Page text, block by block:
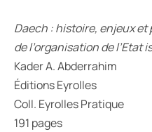
Daech : histoire, enjeux et
de l’organisation de l’Etat
Kader A. Abderrahim
Éditions Eyrolles
Coll. Eyrolles Pratique
191 pages